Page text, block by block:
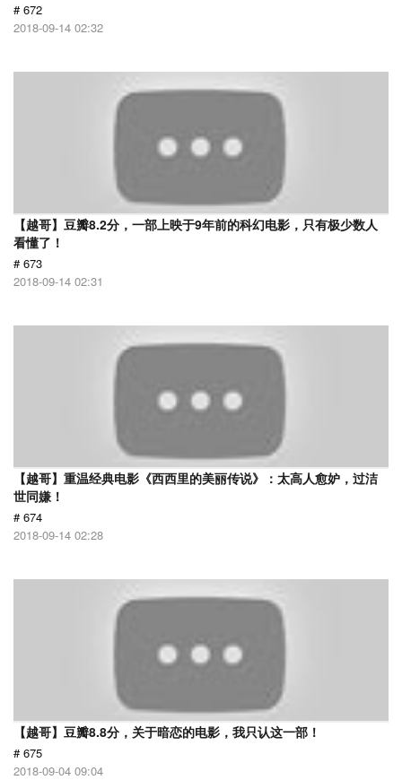
# 672
2018-09-14 02:32
【越哥】豆瓣8.2分，一部上映于9年前的科幻电影，只有极少数人
看懂了！
# 673
2018-09-14 02:31
【越哥】重温经典电影《西西里的美丽传说》：太高人愈妒，过洁
世同嫌！
# 674
2018-09-14 02:28
【越哥】豆瓣8.8分，关于暗恋的电影，我只认这一部！
# 675
2018-09-04 09:04